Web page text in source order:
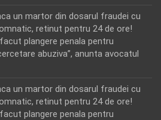
un martor din dosarul fraudei cu
retinut pentru 24 de ore!
plangere penala pentru
abuziva”, anunta avocatul
un martor din dosarul fraudei cu
retinut pentru 24 de ore!
plangere penala pentru